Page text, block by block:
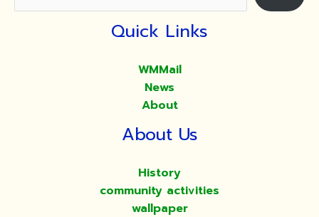
Quick Links
WMMail
News
About
About Us
History
community activities
wallpaper